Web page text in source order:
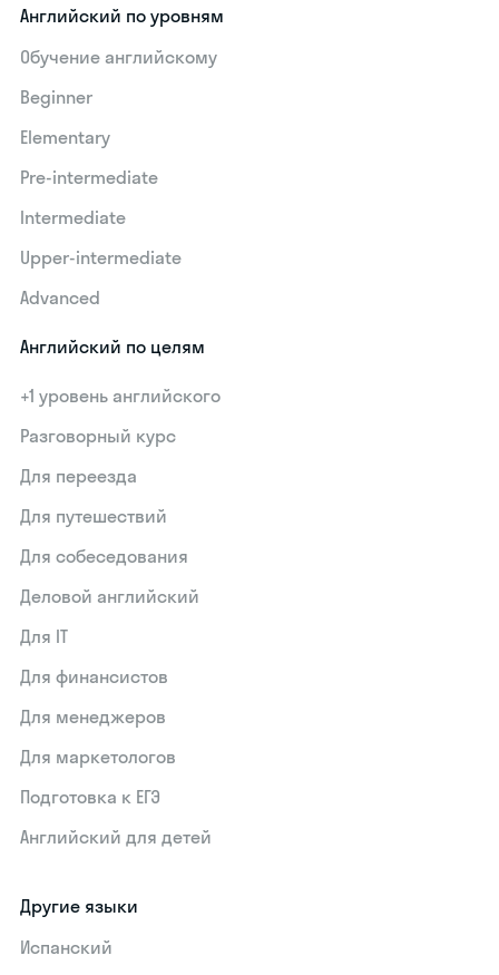
Английский по уровням
Обучение английскому
Beginner
Elementary
Pre-intermediate
Intermediate
Upper-intermediate
Advanced
Английский по целям
+1 уровень английского
Разговорный курс
Для переезда
Для путешествий
Для собеседования
Деловой английский
Для IT
Для финансистов
Для менеджеров
Для маркетологов
Подготовка к ЕГЭ
Английский для детей
Другие языки
Испанский